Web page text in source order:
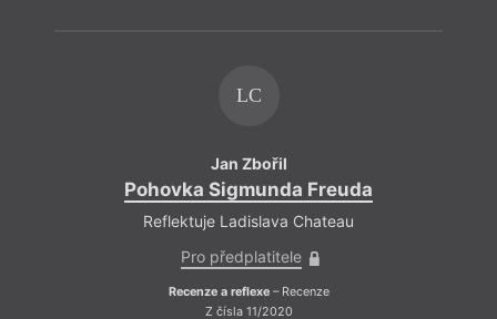
LC
Jan Zbořil
Pohovka Sigmunda Freuda
Reflektuje Ladislava Chateau
Pro předplatitele
Recenze a reflexe– Recenze
Z čísla 11/2020